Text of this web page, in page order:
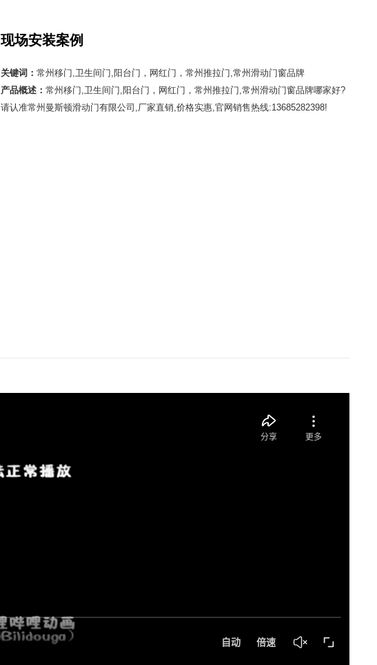
现场安装案例
关键词：常州移门,卫生间门,阳台门，网红门，常州推拉门,常州滑动门窗品牌
产品概述：常州移门,卫生间门,阳台门，网红门，常州推拉门,常州滑动门窗品牌哪家好?
请认准常州曼斯顿滑动门有限公司,厂家直销,价格实惠,官网销售热线:13685282398!